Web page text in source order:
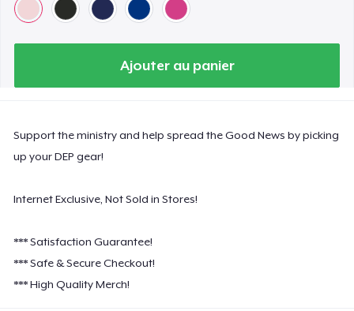
Ajouter au panier
Support the ministry and help spread the Good News by picking
up your DEP gear!
Internet Exclusive, Not Sold in Stores!
*** Satisfaction Guarantee!
*** Safe & Secure Checkout!
*** High Quality Merch!